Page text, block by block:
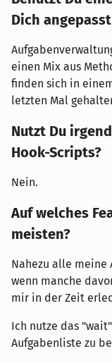
Dich
einen Mix aus
finden sich in
letzten Mal
Nutzt Du
Hook-Scripts?
Nein.
Auf welches
meisten?
Nahezu alle meine
wenn manche
mir in der Zeit
Ich nutze das
Aufgabenliste zu